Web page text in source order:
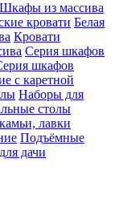
Шкафы из массива
кровати Белая
Кровати
Серия шкафов
шкафов
с каретной
Наборы для
столы
лавки
Подъёмные
дачи